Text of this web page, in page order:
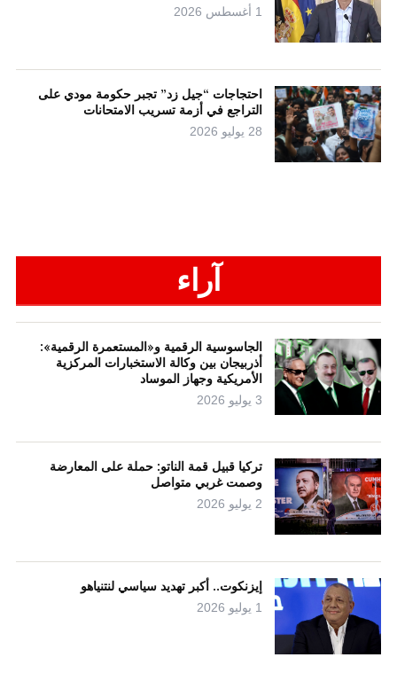
1 أغسطس 2026
احتجاجات “جيل زد” تجبر حكومة مودي على
التراجع في أزمة تسريب الامتحانات
28 يوليو 2026
آراء
الجاسوسية الرقمية و«المستعمرة الرقمية»:
أذربيجان بين وكالة الاستخبارات المركزية
الأمريكية وجهاز الموساد
3 يوليو 2026
تركيا قبيل قمة الناتو: حملة على المعارضة
وصمت غربي متواصل
2 يوليو 2026
إيزنكوت.. أكبر تهديد سياسي لنتنياهو
1 يوليو 2026